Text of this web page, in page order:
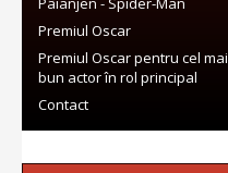
Premiul Oscar
Premiul Oscar pentru cel mai
bun actor în rol principal
Contact